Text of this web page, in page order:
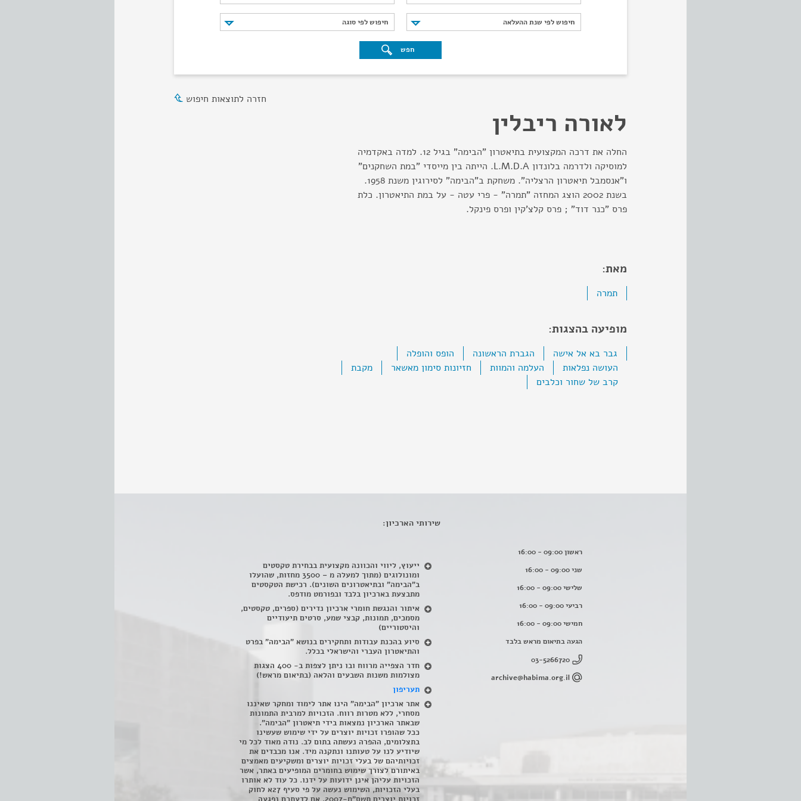
חיפוש לפי שנת ההעלאה
חיפוש לפי שנת ההעלאה חיפוש לפי סוגה
חיפוש לפי סוגה
חפש
חזרה לתוצאות חיפוש
לאורה ריבלין
החלה את דרכה המקצועית בתיאטרון "הבימה" בגיל 12. למדה באקדמיה
למוסיקה ולדרמה בלונדון L.M.D.A. הייתה בין מייסדי "במת השחקנים"
ו"אנסמבל תיאטרון הרצליה". משחקת ב"הבימה" לסירוגין משנת 1958.
בשנת 2002 הוצג המחזה "תמרה" - פרי עטה - על במת התיאטרון. כלת
פרס "כנר דוד" ; פרס קלצ'קין ופרס פינקל.
מאת:
תמרה
מופיעה בהצגות:
גבר בא אל אישה הגברת הראשונה
הופס והופלה
העושה נפלאות
העלמה והמוות חזיונות סימון מאשאר
מקבת
קרב של שחור וכלבים
ראשון 09:00 - 16:00
שני 09:00 - 16:00
שלישי 09:00 - 16:00
רביעי 09:00 - 16:00
חמישי 09:00 - 16:00
הגעה בתיאום מראש בלבד
03-5266720
archive@habima.org.il
שירותי הארכיון:
ייעוץ, ליווי והכוונה מקצועית בבחירת טקסטים
ומונולוגים (מתוך למעלה מ – 3500 מחזות, שהועלו
ב"הבימה" ובתיאטרונים השונים). רכישת הטקסטים
מתבצעת בארכיון בלבד ובפורמט מודפס.
איתור והנגשת חומרי ארכיון נדירים (ספרים, טקסטים,
מסמכים, תמונות, קבצי שמע, סרטים תיעודיים
והיסטוריים)
סיוע בהכנת עבודות ותחקירים בנושא "הבימה" בפרט
והתיאטרון העברי והישראלי בכלל.
חדר הצפייה מרווח ובו ניתן לצפות ב- 400 הצגות
מצולמות משנות השבעים והלאה (בתיאום מראש!)
תעריפון
אתר ארכיון "הבימה" הינו אתר לימוד ומחקר שאיננו
מסחרי, ללא מטרות רווח. הזכויות למרבית התמונות
שבאתר הארכיון נמצאות בידי תיאטרון "הבימה".
ככל שהופרו זכויות יוצרים על ידי שימוש שעשינו
בתצלומים, ההפרה נעשתה בתום לב. נודה מאוד לכל מי
שיודיע לנו על טעותנו ונתקנה מיד. אנו מכבדים את
זכויותיהם של בעלי זכויות יוצרים ומשקיעים מאמצים
באיתורם לצורך שימוש בחומרים המופיעים באתר, אשר
הזכויות עליהן אינן ידועות על ידנו. כל עוד לא אותרו
בעלי הזכויות, השימוש נעשה על פי סעיף 27א לחוק